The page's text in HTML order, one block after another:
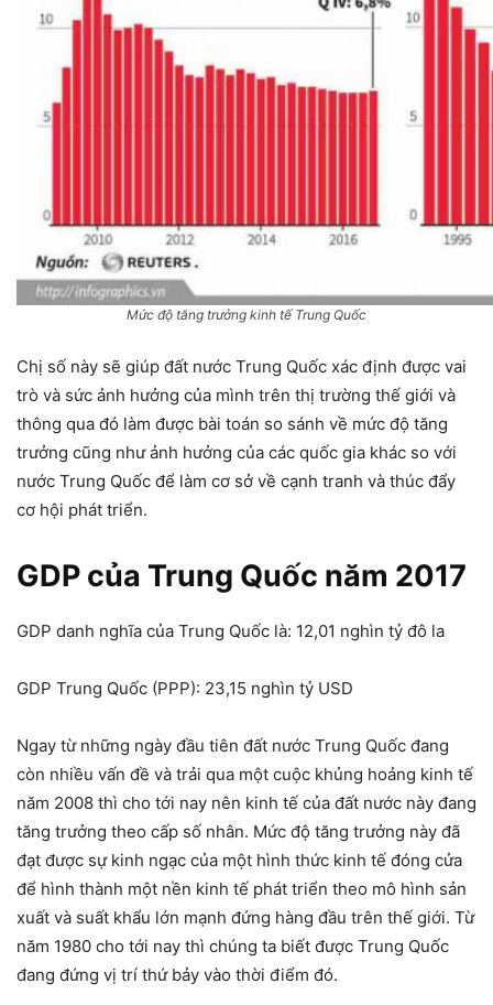
Mức độ tăng trưởng kinh tế Trung Quốc
Chị số này sẽ giúp đất nước Trung Quốc xác định được vai
trò và sức ảnh hưởng của mình trên thị trường thế giới và
thông qua đó làm được bài toán so sánh về mức độ tăng
trưởng cũng như ảnh hưởng của các quốc gia khác so với
nước Trung Quốc để làm cơ sở về cạnh tranh và thúc đẩy
cơ hội phát triển.
GDP của Trung Quốc năm 2017
GDP danh nghĩa của Trung Quốc là: 12,01 nghìn tỷ đô la
GDP Trung Quốc (PPP): 23,15 nghìn tỷ USD
Ngay từ những ngày đầu tiên đất nước Trung Quốc đang
còn nhiều vấn đề và trải qua một cuộc khủng hoảng kinh tế
năm 2008 thì cho tới nay nên kinh tế của đất nước này đang
tăng trưởng theo cấp số nhân. Mức độ tăng trưởng này đã
đạt được sự kinh ngạc của một hình thức kinh tế đóng cửa
để hình thành một nền kinh tế phát triển theo mô hình sản
xuất và suất khẩu lớn mạnh đứng hàng đầu trên thế giới. Từ
năm 1980 cho tới nay thì chúng ta biết được Trung Quốc
đang đứng vị trí thứ bảy vào thời điểm đó.